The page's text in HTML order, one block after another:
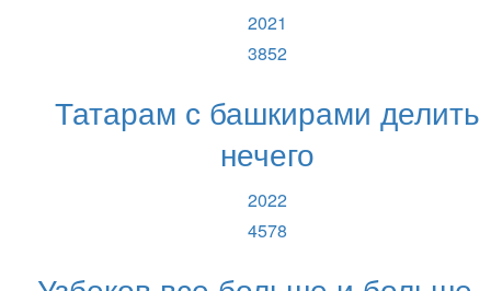
2021
3852
Татарам с башкирами делить
нечего
2022
4578